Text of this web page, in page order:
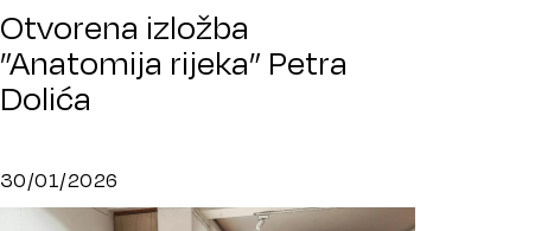
Otvorena izložba
”Anatomija rijeka” Petra
Dolića
30/01/2026